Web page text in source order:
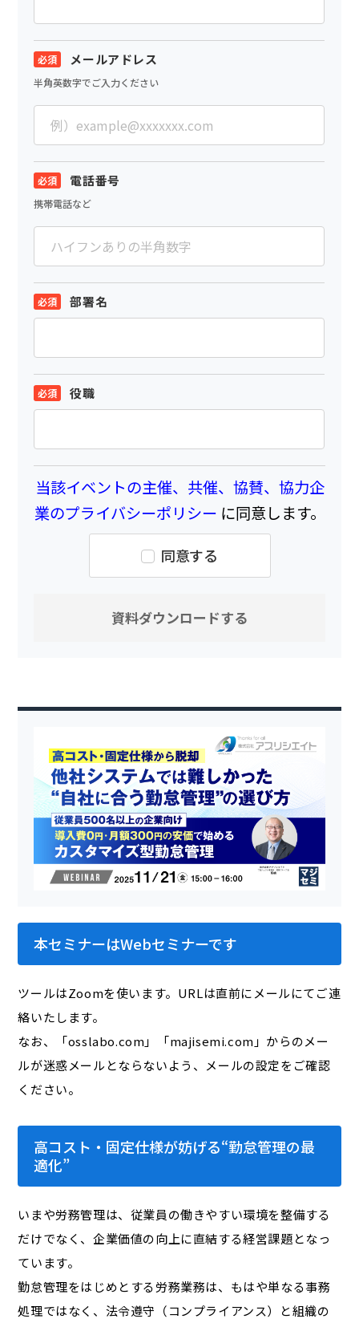
メールアドレス
半角英数字でご入力ください
電話番号
携帯電話など
部署名
役職
当該イベントの主催、共催、協賛、協力企
業のプライバシーポリシー に同意します。
同意する
本セミナーはWebセミナーです
ツールはZoomを使います。URLは直前にメールにてご連
絡いたします。
なお、「osslabo.com」「majisemi.com」からのメー
ルが迷惑メールとならないよう、メールの設定をご確認
ください。
高コスト・固定仕様が妨げる“勤怠管理の最
適化”
いまや労務管理は、従業員の働きやすい環境を整備する
だけでなく、企業価値の向上に直結する経営課題となっ
ています。
勤怠管理をはじめとする労務業務は、もはや単なる事務
処理ではなく、法令遵守（コンプライアンス）と組織の